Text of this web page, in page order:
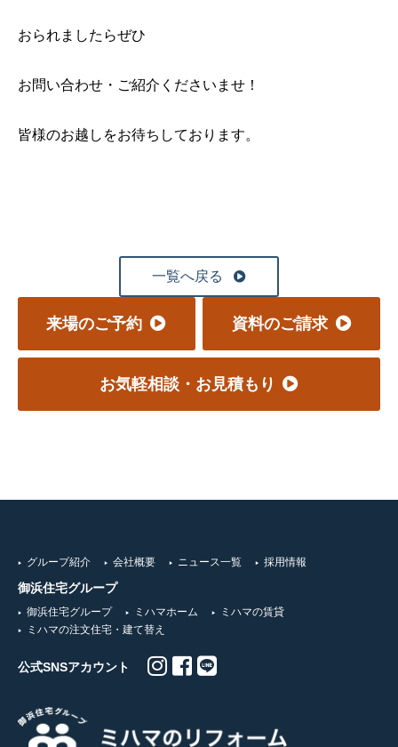
おられましたらぜひ
お問い合わせ・ご紹介くださいませ！
皆様のお越しをお待ちしております。
一覧へ戻る
来場のご予約
お気軽相談・お見積もり
資料のご請求
グループ紹介 会社概要 ニュース一覧 採用情報
御浜住宅グループ
御浜住宅グループ ミハマホーム
ミハマの賃貸
ミハマの注文住宅・建て替え
公式SNSアカウント